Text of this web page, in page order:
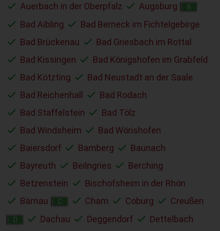
Auerbach in der Oberpfalz
Augsburg B
Bad Aibling
Bad Berneck im Fichtelgebirge
Bad Brückenau
Bad Griesbach im Rottal
Bad Kissingen
Bad Königshofen im Grabfeld
Bad Kötzting
Bad Neustadt an der Saale
Bad Reichenhall
Bad Rodach
Bad Staffelstein
Bad Tölz
Bad Windsheim
Bad Wörishofen
Baiersdorf
Bamberg
Baunach
Bayreuth
Beilngries
Berching
Betzenstein
Bischofsheim in der Rhön
Bärnau
C Cham Coburg Creußen
D Dachau Deggendorf
Dettelbach